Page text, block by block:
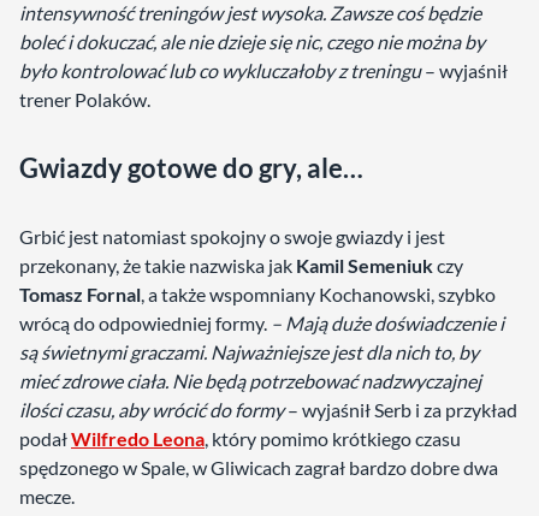
intensywność treningów jest wysoka. Zawsze coś będzie
boleć i dokuczać, ale nie dzieje się nic, czego nie można by
było kontrolować lub co wykluczałoby z treningu– wyjaśnił
trener Polaków.
Gwiazdy gotowe do gry, ale…
Grbić jest natomiast spokojny o swoje gwiazdy i jest
przekonany, że takie nazwiska jak Kamil Semeniukczy
Tomasz Fornal, a także wspomniany Kochanowski, szybko
wrócą do odpowiedniej formy. – Mają duże doświadczenie i
są świetnymi graczami. Najważniejsze jest dla nich to, by
mieć zdrowe ciała. Nie będą potrzebować nadzwyczajnej
ilości czasu, aby wrócić do formy– wyjaśnił Serb i za przykład
podałWilfredo Leona, który pomimo krótkiego czasu
spędzonego w Spale, w Gliwicach zagrał bardzo dobre dwa
mecze.